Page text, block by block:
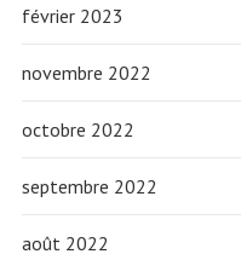
février 2023
novembre 2022
octobre 2022
septembre 2022
août 2022